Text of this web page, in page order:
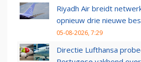
Riyadh Air breidt
opnieuw drie nieuwe
05-08-2026, 7:29
Directie Lufthansa